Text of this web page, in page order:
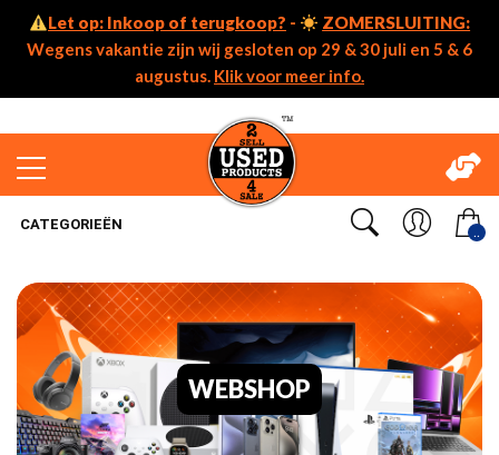
Let op: Inkoop of terugkoop? -
ZOMERSLUITING:
Wegens vakantie zijn wij gesloten op 29 & 30 juli en 5 & 6
augustus. Klik voor meer info.
..
CATEGORIEËN
WEBSHOP